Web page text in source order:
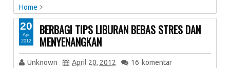
Home
Tips dan Trik
BERBAGI TIPS LIBURAN BEBAS STRES DAN
BERBAGI TIPS LIBURAN BEBAS STRES DAN
MENYENANGKAN
Unknown April 20, 2012 16 komentar
20
Apr
2012